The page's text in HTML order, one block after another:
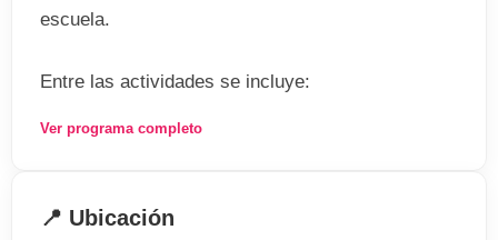
escuela.
Entre las actividades se incluye:
. Deportes
. Karaoke
Ver programa completo
📍 Ubicación